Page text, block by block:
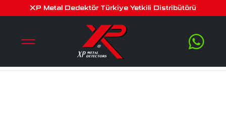
XP Metal Dedektör Türkiye Yetkili Distribütörü
xtrem hunter